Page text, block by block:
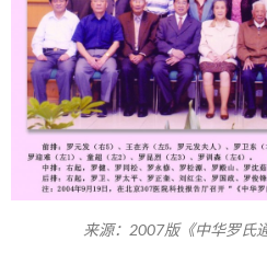
来源：2007版《中华罗